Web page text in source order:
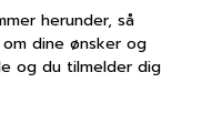
herunder, så
dine ønsker og
og du tilmelder dig